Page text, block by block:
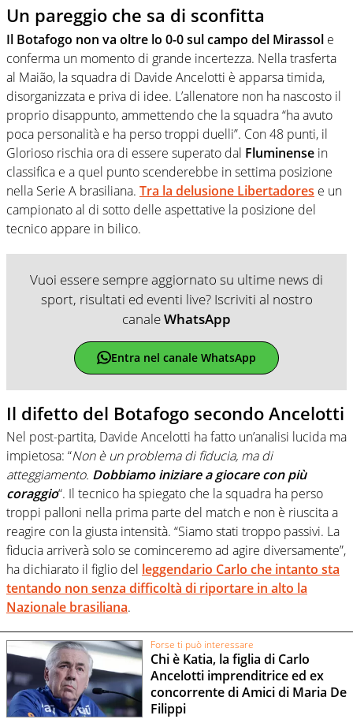
Un pareggio che sa di sconfitta
Il Botafogo non va oltre lo 0-0 sul campo del Mirassol e
conferma un momento di grande incertezza. Nella trasferta
al Maião, la squadra di Davide Ancelotti è apparsa timida,
disorganizzata e priva di idee. L’allenatore non ha nascosto il
proprio disappunto, ammettendo che la squadra “ha avuto
poca personalità e ha perso troppi duelli”. Con 48 punti, il
Glorioso rischia ora di essere superato dal Fluminense in
classifica e a quel punto scenderebbe in settima posizione
nella Serie A brasiliana. Tra la delusione Libertadores e un
campionato al di sotto delle aspettative la posizione del
tecnico appare in bilico.
Vuoi essere sempre aggiornato su ultime news di
sport, risultati ed eventi live? Iscriviti al nostro
canaleWhatsApp
Entra nel canale WhatsApp
Il difetto del Botafogo secondo Ancelotti
Nel post-partita, Davide Ancelotti ha fatto un’analisi lucida ma
impietosa: “Non è un problema di fiducia, ma di
atteggiamento. Dobbiamo iniziare a giocare con più
coraggio“. Il tecnico ha spiegato che la squadra ha perso
troppi palloni nella prima parte del match e non è riuscita a
reagire con la giusta intensità. “Siamo stati troppo passivi. La
fiducia arriverà solo se cominceremo ad agire diversamente”,
ha dichiarato il figlio del leggendario Carlo che intanto sta
tentando non senza difficoltà di riportare in alto la
Nazionale brasiliana.
Forse ti può interessare
Chi è Katia, la figlia di Carlo
Ancelotti imprenditrice ed ex
concorrente di Amici di Maria De
Filippi